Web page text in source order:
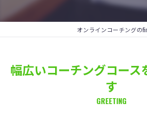
オンラインコーチングの
幅広いコーチングコース
す
GREETING